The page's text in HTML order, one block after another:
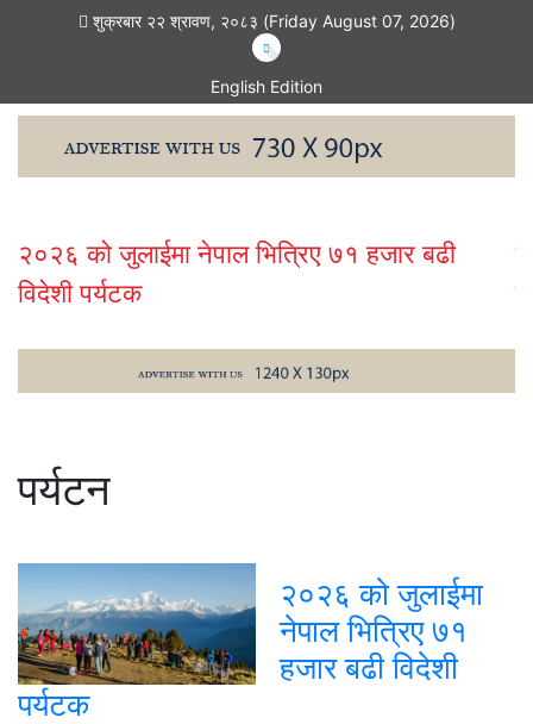
शुक्रबार २२ श्रावण, २०८३ (Friday August 07, 2026)
English Edition
२०२६ को जुलाईमा नेपाल भित्रिए ७१ हजार बढी
विदेशी पर्यटक
पर्यटन
२०२६ को जुलाईमा
नेपाल भित्रिए ७१
हजार बढी विदेशी
पर्यटक